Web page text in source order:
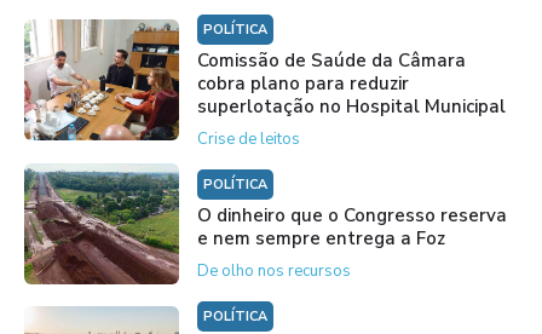
POLÍTICA
Comissão de Saúde da Câmara
cobra plano para reduzir
superlotação no Hospital Municipal
Crise de leitos
POLÍTICA
O dinheiro que o Congresso reserva
e nem sempre entrega a Foz
De olho nos recursos
POLÍTICA